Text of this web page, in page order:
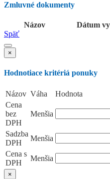
Zmluvné dokumenty
Názov
Dátum
Späť
×
Hodnotiace kritériá ponuky
Názov Váha Hodnota
Cena
bez
DPH
Menšia
Sadzba
DPH
Menšia
Cena s
DPH
Menšia
×